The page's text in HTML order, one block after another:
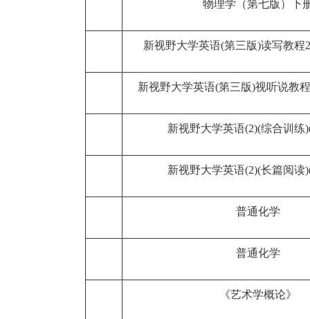
物理学（第七版）下
新视野大学英语(第三版)读写教程
新视野大学英语(第三版)视听说教
新视野大学英语(2)(综合训练
新视野大学英语(2)(长篇阅读
普通化学
普通化学
《艺术学概论》